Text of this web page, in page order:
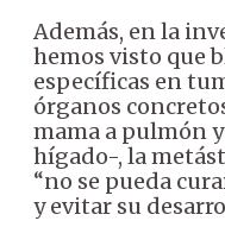
Además, en la
hemos visto que
específicas en
órganos
mama a pulmón
hígado-, la
“no se pueda
y evitar su